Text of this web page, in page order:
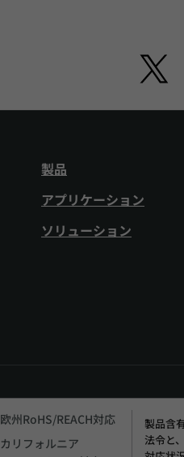
製品
アプリケーション
ソリューション
欧州RoHS/REACH対応
カリフォルニア
製品含
法令と